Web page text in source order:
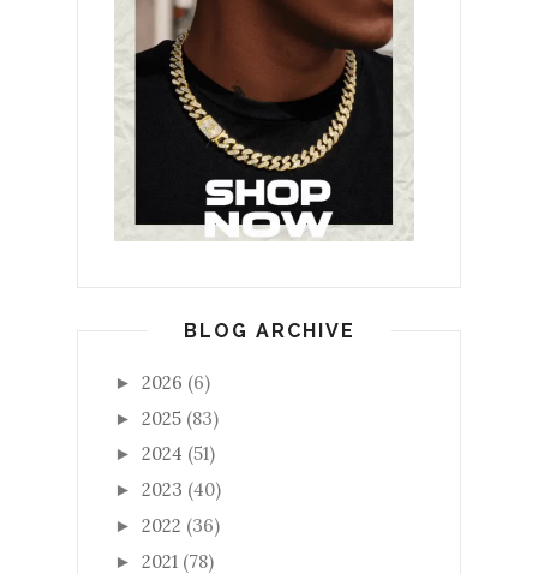
BLOG ARCHIVE
► 2026 (6)
► 2025 (83)
► 2024 (51)
► 2023 (40)
► 2022 (36)
► 2021 (78)